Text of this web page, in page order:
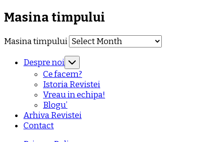
Masina timpului
Masina timpului
Despre noi
Ce facem?
Istoria Revistei
Vreau in echipa!
Blogu’
Arhiva Revistei
Contact